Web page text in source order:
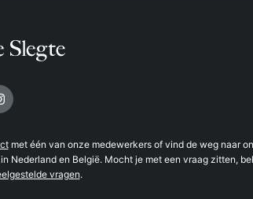
met één van onze medewerkers of vind de weg naar
in Nederland en België. Mocht je met een vraag zitten,
vragen.